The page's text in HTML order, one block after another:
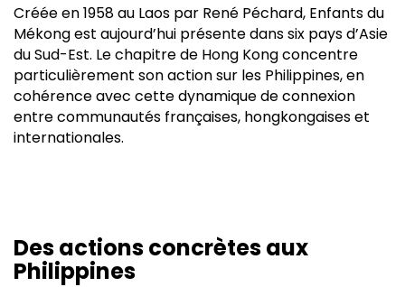
Créée en 1958 au Laos par René Péchard, Enfants du
Mékong est aujourd’hui présente dans six pays d’Asie
du Sud-Est. Le chapitre de Hong Kong concentre
particulièrement son action sur les Philippines, en
cohérence avec cette dynamique de connexion
entre communautés françaises, hongkongaises et
internationales.
Des actions concrètes aux
Philippines